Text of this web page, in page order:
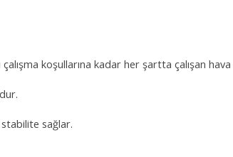
koşullarına kadar her şartta çalışan
sağlar.